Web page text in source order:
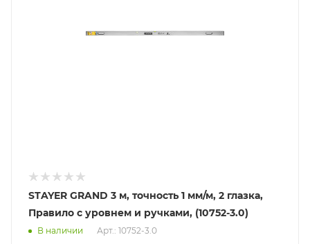
STAYER GRAND 3 м, точность 1 мм/м, 2 глазка,
Правило с уровнем и ручками, (10752-3.0)
В наличии Арт.: 10752-3.0